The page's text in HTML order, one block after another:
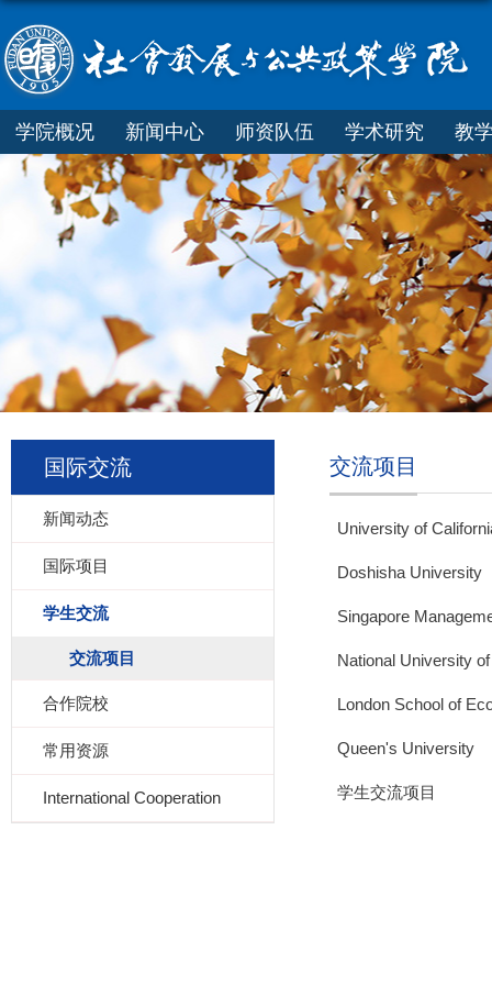
学院概况 新闻中心 师资队伍 学术研究 教
国际交流
新闻动态
国际项目
学生交流
交流项目
合作院校
常用资源
International Cooperation
交流项目
University of
Doshisha University
Singapore
National University
London School of
Queen's University
学生交流项目